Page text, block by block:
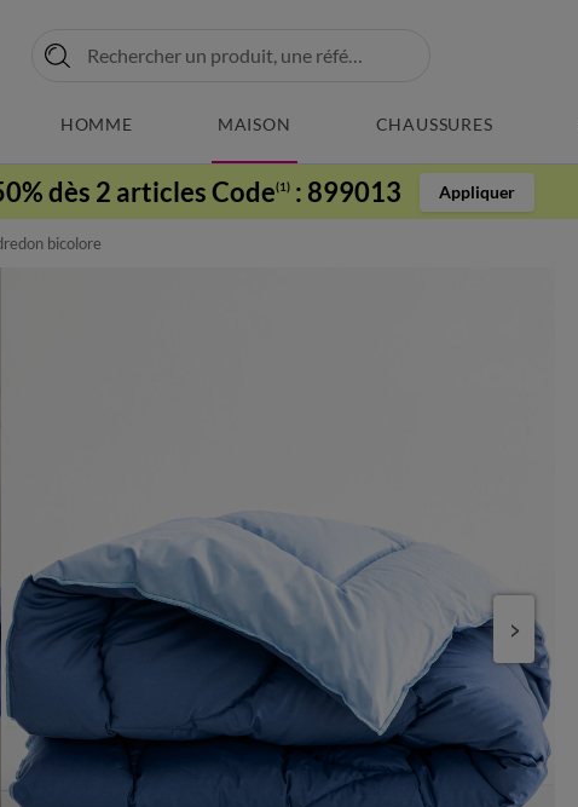
HOMME MAISON CHAUSSURES
dès 2 articles Code(1) : 899013 Appliquer
bicolore